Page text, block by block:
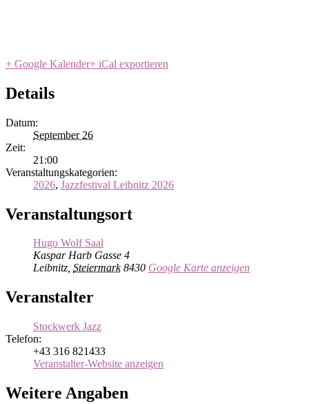
+ Google Kalender+ iCal exportieren
Details
Datum:
September 26
Zeit:
21:00
Veranstaltungskategorien:
2026, Jazzfestival Leibnitz 2026
Veranstaltungsort
Hugo Wolf Saal
Kaspar Harb Gasse 4
Leibnitz, Steiermark 8430 Google Karte anzeigen
Veranstalter
Stockwerk Jazz
Telefon:
+43 316 821433
Veranstalter-Website anzeigen
Weitere Angaben